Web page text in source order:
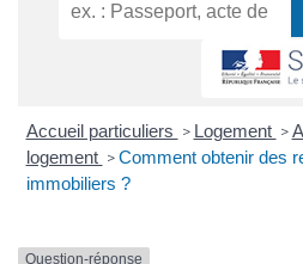
Accueil particuliers > Logement >
logement > Comment obtenir des
immobiliers ?
Question-réponse